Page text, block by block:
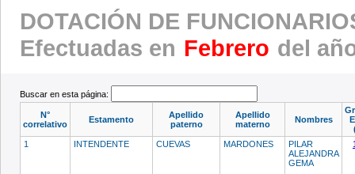
DOTACIÓN DE
Efectuadas en Febrero del
Buscar en esta página:
N°
correlativo
Estamento
Apellido
paterno
Apellido
materno
Nombres
1
INTENDENTE CUEVAS MARDONES
PILAR
ALEJANDRA
GEMA